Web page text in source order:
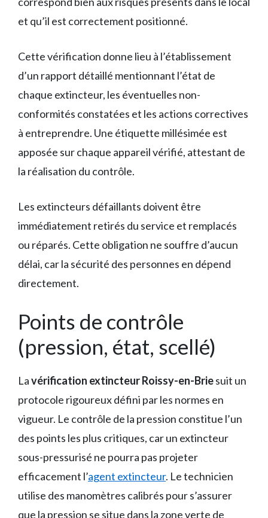
et qu’il est correctement positionné.
Cette vérification donne lieu à l’établissement
d’un rapport détaillé mentionnant l’état de
chaque extincteur, les éventuelles non-
conformités constatées et les actions correctives
à entreprendre. Une étiquette millésimée est
apposée sur chaque appareil vérifié, attestant de
la réalisation du contrôle.
Les extincteurs défaillants doivent être
immédiatement retirés du service et remplacés
ou réparés. Cette obligation ne souffre d’aucun
délai, car la sécurité des personnes en dépend
directement.
Points de contrôle
(pression, état, scellé)
Lavérification extincteur Roissy-en-Briesuit un
protocole rigoureux défini par les normes en
vigueur. Le contrôle de la pression constitue l’un
des points les plus critiques, car un extincteur
sous-pressurisé ne pourra pas projeter
efficacement l’agent extincteur. Le technicien
utilise des manomètres calibrés pour s’assurer
que la pression se situe dans la zone verte de